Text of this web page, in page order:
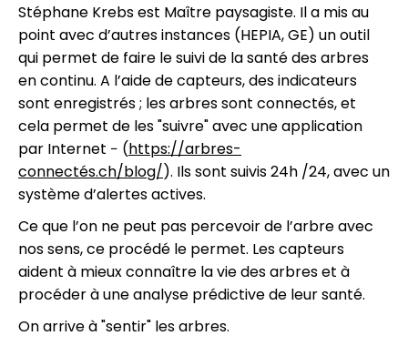
Stéphane Krebs est Maître paysagiste. Il a mis au
point avec d’autres instances (HEPIA, GE) un outil
qui permet de faire le suivi de la santé des arbres
en continu. A l’aide de capteurs, des indicateurs
sont enregistrés ; les arbres sont connectés, et
cela permet de les "suivre" avec une application
par Internet − (https://arbres-
connectés.ch/blog/). Ils sont suivis 24h /24, avec un
système d’alertes actives.
Ce que l’on ne peut pas percevoir de l’arbre avec
nos sens, ce procédé le permet. Les capteurs
aident à mieux connaître la vie des arbres et à
procéder à une analyse prédictive de leur santé.
On arrive à "sentir" les arbres.